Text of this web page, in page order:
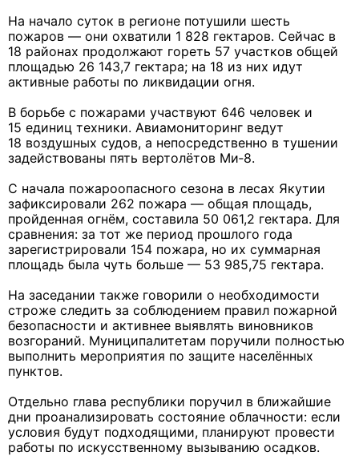
На начало суток в регионе потушили шесть
пожаров — они охватили 1 828 гектаров. Сейчас в
18 районах продолжают гореть 57 участков общей
площадью 26 143,7 гектара; на 18 из них идут
активные работы по ликвидации огня.
В борьбе с пожарами участвуют 646 человек и
15 единиц техники. Авиамониторинг ведут
18 воздушных судов, а непосредственно в тушении
задействованы пять вертолётов Ми‑8.
С начала пожароопасного сезона в лесах Якутии
зафиксировали 262 пожара — общая площадь,
пройденная огнём, составила 50 061,2 гектара. Для
сравнения: за тот же период прошлого года
зарегистрировали 154 пожара, но их суммарная
площадь была чуть больше — 53 985,75 гектара.
На заседании также говорили о необходимости
строже следить за соблюдением правил пожарной
безопасности и активнее выявлять виновников
возгораний. Муниципалитетам поручили полностью
выполнить мероприятия по защите населённых
пунктов.
Отдельно глава республики поручил в ближайшие
дни проанализировать состояние облачности: если
условия будут подходящими, планируют провести
работы по искусственному вызыванию осадков.